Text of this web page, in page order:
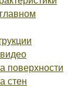
поверхности
стен